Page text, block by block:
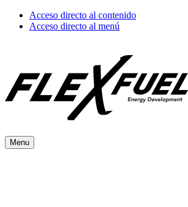
Acceso directo al contenido
Acceso directo al menú
Menu